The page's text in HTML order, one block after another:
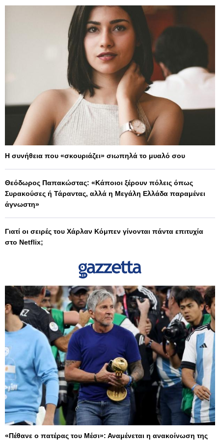
Η συνήθεια που «σκουριάζει» σιωπηλά το μυαλό σου
Θεόδωρος Παπακώστας: «Κάποιοι ξέρουν πόλεις όπως
Συρακούσες ή Τάραντας, αλλά η Μεγάλη Ελλάδα παραμένει
άγνωστη»
Γιατί οι σειρές του Χάρλαν Κόμπεν γίνονται πάντα επιτυχία
στο Netflix;
«Πέθανε ο πατέρας του Μέσι»: Αναμένεται η ανακοίνωση της